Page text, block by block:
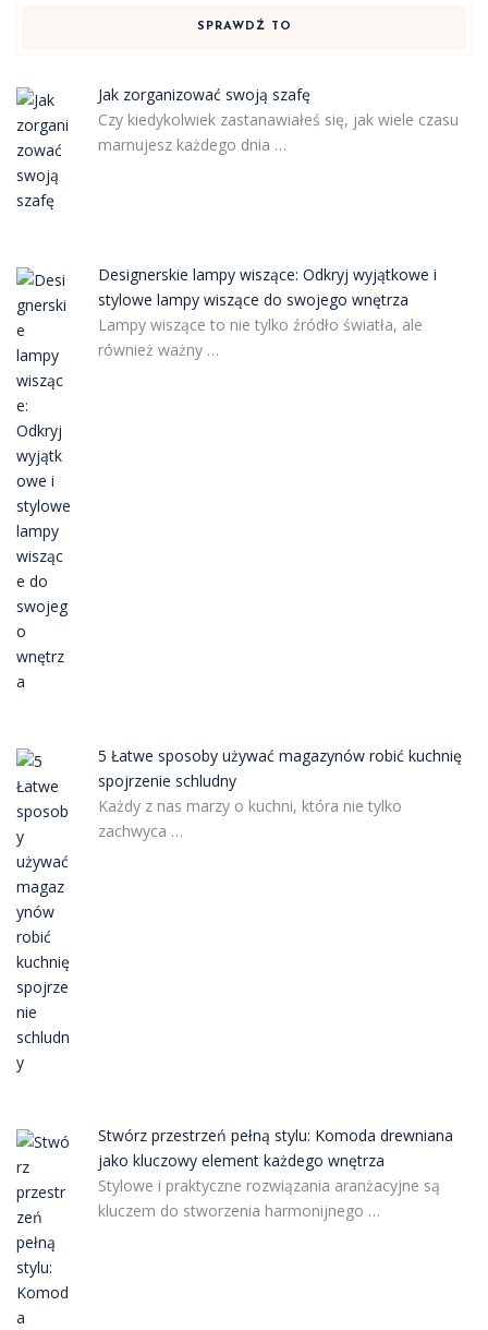
SPRAWDŹ TO
Jak zorganizować swoją szafę
Czy kiedykolwiek zastanawiałeś się, jak wiele czasu
marnujesz każdego dnia …
Designerskie lampy wiszące: Odkryj wyjątkowe i
stylowe lampy wiszące do swojego wnętrza
Lampy wiszące to nie tylko źródło światła, ale
również ważny …
5 Łatwe sposoby używać magazynów robić kuchnię
spojrzenie schludny
Każdy z nas marzy o kuchni, która nie tylko
zachwyca …
Stwórz przestrzeń pełną stylu: Komoda drewniana
jako kluczowy element każdego wnętrza
Stylowe i praktyczne rozwiązania aranżacyjne są
kluczem do stworzenia harmonijnego …